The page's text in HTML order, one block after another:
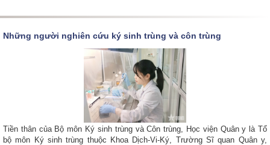
Những người nghiên cứu ký sinh trùng và côn trùng
Tiền thân của Bộ môn Ký sinh trùng và Côn trùng, Học viện Quân y là Tổ
bộ môn Ký sinh trùng thuộc Khoa Dịch-Vi-Ký, Trường Sĩ quan Quân y,